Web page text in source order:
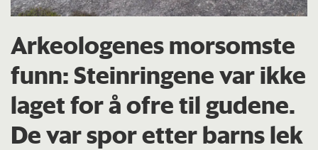
Arkeologenes morsomste
funn: Steinringene var ikke
laget for å ofre til gudene.
De var spor etter barns lek